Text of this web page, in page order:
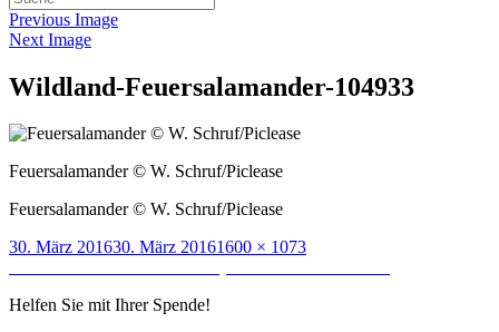
Previous Image
Next Image
Wildland-Feuersalamander-104933
Feuersalamander © W. Schruf/Piclease
Feuersalamander © W. Schruf/Piclease
Posted
30. März 201630. März 2016Full
1600 × 1073
Beitragsnavigation
Helfen Sie mit Ihrer Spende!